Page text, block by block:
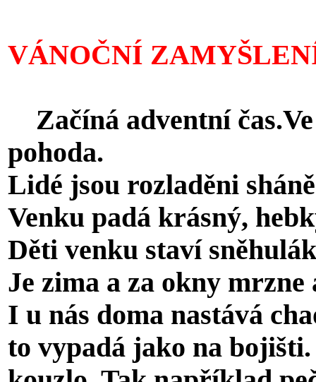
VÁNOČNÍ
Začíná adventní
pohoda.
Lidé jsou rozladěni
Venku padá krásný,
Děti venku staví
Je zima a za okny mrzne
I u nás doma nastává
to vypadá jako na